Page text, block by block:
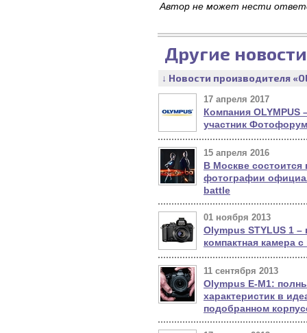
Автор не может нести
Другие
↓ Новости производителя
17 апреля 2017
Компания OLYMPUS
участник
15 апреля 2016
В Москве
фотографии
battle
01 ноября 2013
Olympus STYLUS 1 –
компактная камера
11 сентября 2013
Olympus Е-М1:
характеристик в
подобранном